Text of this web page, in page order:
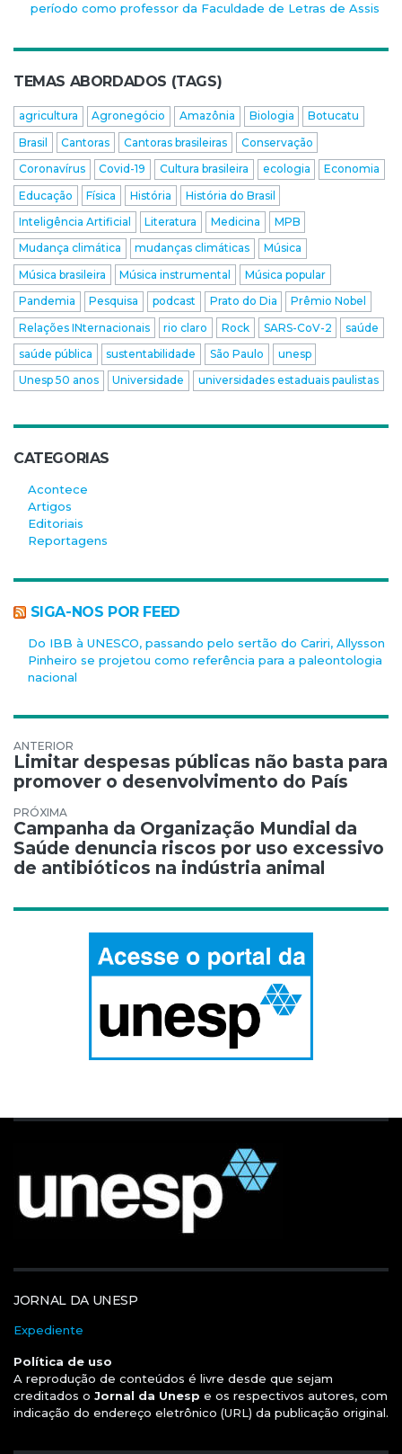
período como professor da Faculdade de Letras de Assis
TEMAS ABORDADOS (TAGS)
agricultura Agronegócio Amazônia Biologia
Botucatu
Brasil
Cantoras Cantoras brasileiras
Conservação
Coronavírus
Covid-19 Cultura brasileira ecologia
Economia
Educação
Física História
História do Brasil
Inteligência Artificial
Literatura Medicina
MPB
Mudança climática
mudanças climáticas
Música
Música brasileira
Música instrumental
Música popular
Pandemia
Pesquisa podcast Prato do Dia
Prêmio Nobel
Relações INternacionais
rio claro Rock SARS-CoV-2
saúde
saúde pública
sustentabilidade São Paulo
unesp
Unesp 50 anos
Universidade universidades estaduais paulistas
CATEGORIAS
Acontece
Artigos
Editoriais
Reportagens
SIGA-NOS POR FEED
Do IBB à UNESCO, passando pelo sertão do Cariri, Allysson
Pinheiro se projetou como referência para a paleontologia
nacional
Navegação de Post
Limitar despesas públicas não basta para
promover o desenvolvimento do País
Campanha da Organização Mundial da
Saúde denuncia riscos por uso excessivo
de antibióticos na indústria animal
JORNAL DA UNESP
Expediente
Política de uso
A reprodução de conteúdos é livre desde que sejam
creditados o Jornal da Unesp e os respectivos autores, com
indicação do endereço eletrônico (URL) da publicação original.